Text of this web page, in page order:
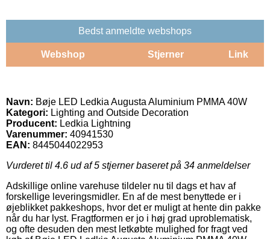
Bedst anmeldte webshops
Webshop Stjerner Link
Navn: Bøje LED Ledkia Augusta Aluminium PMMA 40W
Kategori: Lighting and Outside Decoration
Producent: Ledkia Lightning
Varenummer: 40941530
EAN: 8445044022953
Vurderet til 4.6 ud af 5 stjerner baseret på 34 anmeldelser
Adskillige online varehuse tildeler nu til dags et hav af
forskellige leveringsmidler. En af de mest benyttede er i
øjeblikket pakkeshops, hvor det er muligt at hente din pakke
når du har lyst. Fragtformen er jo i høj grad uproblematisk,
og ofte desuden den mest letkøbte mulighed for fragt ved